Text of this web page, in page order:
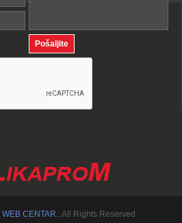
WEB CENTAR.. All Rights Reserved